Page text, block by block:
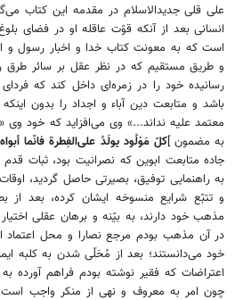
على قلى جديدالاسلام در مقدمه اين كتاب
انسانى بعد از آنكه قوّت عاقله او در فضاى
است كه به معونت كتاب خدا و اخبار رسول
و طريق مستقيم كه در نظر عقل بر سائر طرق
رسانيده خود را در زمره‌اى داخل كند كه
باشد و متابعت دين آباء و اجداد را بدون
معتمد عليه نداند...» وى مى‌افزايد كه خود وى
به مضمون]كلّ مَوْلُود يولَدُ على‌الفِطرة فانّما
جاده متابعت ابوين كه نصرانيت بود، ثبات
به راهنمايى توفيق، بصيرتى حاصل گرديد،
و تتبّع شرايع منسوخه ايشان كرده، بعد از
مذهب خود دارند، به بيّنه و برهان عقلى
در آن مذهب بودم مرجع نصارا و محل اعتماد
خود مى‌دانستند؛ بعد از مُحَلّى شدن به كلبه
اعتراضات كه فقير نوشته بودم فراهم آورده
چون امر به معروف و نهى از منكر واجب است